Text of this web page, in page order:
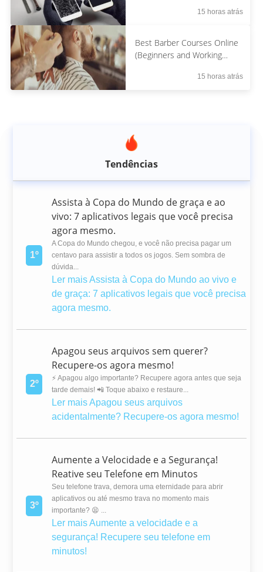
15 horas atrás
Best Barber Courses Online
(Beginners and Working
15 horas atrás
Tendências
1º
Assista à Copa do Mundo de graça e ao
vivo: 7 aplicativos legais que você precisa
agora mesmo.
A Copa do Mundo chegou, e você não precisa pagar um
centavo para assistir a todos os jogos. Sem sombra de
dúvida...
Ler maisAssista à Copa do Mundo ao vivo e
de graça: 7 aplicativos legais que você precisa
agora mesmo.
2º
Apagou seus arquivos sem querer?
Recupere-os agora mesmo!
⚡ Apagou algo importante? Recupere agora antes que seja
tarde demais! 📲 Toque abaixo e restaure...
Ler maisApagou seus arquivos
acidentalmente? Recupere-os agora mesmo!
3º
Aumente a Velocidade e a Segurança!
Reative seu Telefone em Minutos
Seu telefone trava, demora uma eternidade para abrir
aplicativos ou até mesmo trava no momento mais
importante? 😫 ...
Ler maisAumente a velocidade e a
segurança! Recupere seu telefone em
minutos!